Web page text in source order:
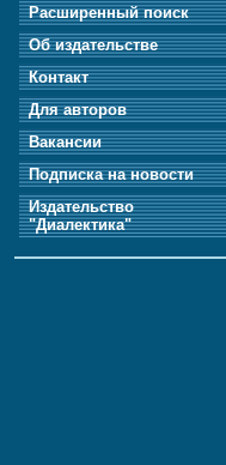
Расширенный поиск
Об издательстве
Контакт
Для авторов
Вакансии
Подписка на новости
Издательство
"Диалектика"